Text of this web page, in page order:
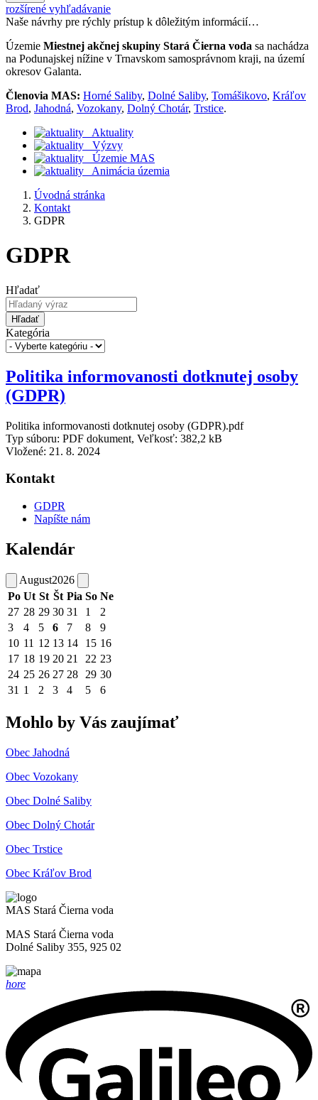
rozšírené vyhľadávanie
Naše návrhy pre rýchly prístup k dôležitým informácií…
Územie Miestnej akčnej skupiny Stará Čierna voda sa nachádza
na Podunajskej nížine v Trnavskom samosprávnom kraji, na území
okresov Galanta.
Členovia MAS: Horné Saliby, Dolné Saliby, Tomášikovo, Kráľov
Brod, Jahodná, Vozokany, Dolný Chotár, Trstice.
Aktuality
Výzvy
Územie MAS
Animácia územia
Úvodná stránka
Kontakt
GDPR
GDPR
Hľadať
Hľadať
Kategória
Politika informovanosti dotknutej osoby
(GDPR)
Politika informovanosti dotknutej osoby (GDPR).pdf
Typ súboru: PDF dokument, Veľkosť: 382,2 kB
Vložené: 21. 8. 2024
Kontakt
GDPR
Napíšte nám
Kalendár
August2026
Po Ut St Št Pia So Ne
27 28 29 30 31 1
2
3
4 5 6 7 8
9
10 11 12 13 14 15 16
17 18 19 20 21 22 23
24 25 26 27 28 29 30
31 1 2 3 4 5 6
Mohlo by Vás zaujímať
Obec Jahodná
Obec Vozokany
Obec Dolné Saliby
Obec Dolný Chotár
Obec Trstice
Obec Kráľov Brod
MAS Stará Čierna voda
MAS Stará Čierna voda
Dolné Saliby 355, 925 02
hore